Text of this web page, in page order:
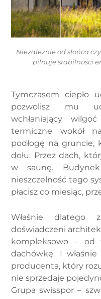
Niezależnie od słońca
pilnuje stabilności
Tymczasem ciepło
pozwolisz mu
wchłaniający
termiczne wokół
podłogę na gruncie,
dołu. Przez dach,
w saunę.
nieszczelność tego
płacisz co miesiąc,
Właśnie dlatego
doświadczeni
kompleksowo – od
dachówkę. I
producenta, który
nie sprzedaje
Grupa swisspor –